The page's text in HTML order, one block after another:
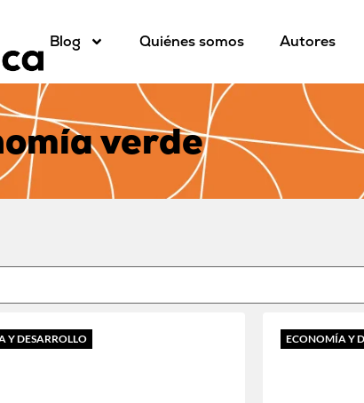
Blog Quiénes somos Autores
verde
Y DESARROLLO ECONOMÍA Y